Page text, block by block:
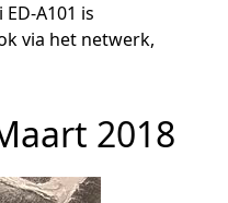
A101 is
via het netwerk,
2018